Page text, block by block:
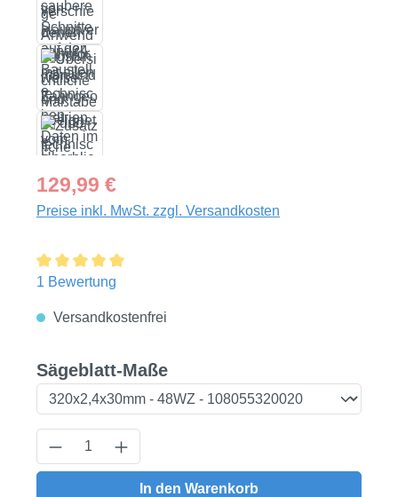
Regulärer Preis:
129,99 €
Preise inkl. MwSt. zzgl. Versandkosten
Durchschnittliche Bewertung von 5 von 5 Sternen
1 Bewertung
Versandkostenfrei
Sägeblatt-Maßeauswählen
Produkt Anzahl: Gib den gewünschten
In den Warenkorb